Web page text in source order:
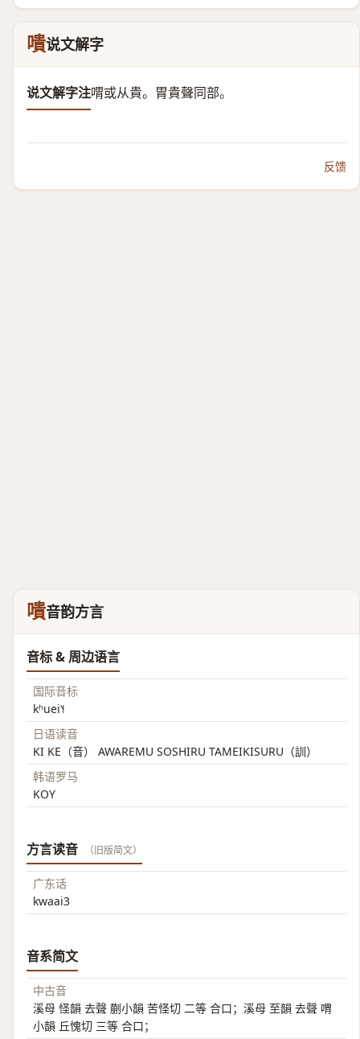
嘳说文解字
说文解字注喟或从貴。 胃貴聲同部。
反馈
嘳音韵方言
音标 & 周边语言
国际音标
kʰuei˥˧
日语读音
KI KE（音） AWAREMU SOSHIRU TAMEIKISURU（訓）
韩语罗马
KOY
方言读音 （旧版简文）
广东话
kwaai3
音系简文
中古音
溪母 怪韻 去聲 蒯小韻 苦怪切 二等 合口；溪母 至韻 去聲 喟
小韻 丘愧切 三等 合口；